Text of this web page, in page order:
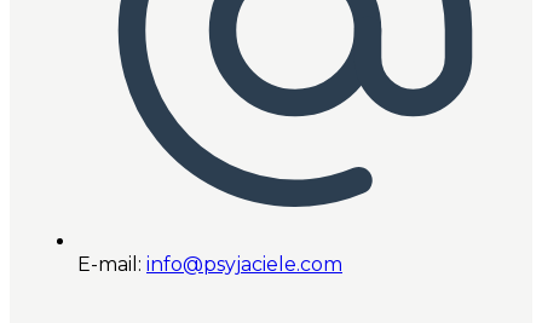
E-mail: info@psyjaciele.com